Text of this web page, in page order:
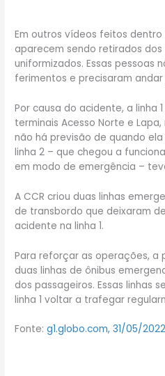
Em outros vídeos feitos
aparecem sendo retirados
uniformizados. Essas pessoas
ferimentos e precisaram
Por causa do acidente, a linha
terminais Acesso Norte e
não há previsão de quando
linha 2 – que chegou a
em modo de emergência –
A CCR criou duas linhas
de transbordo que deixaram
acidente na linha 1.
Para reforçar as operações,
duas linhas de ônibus
dos passageiros. Essas linhas
linha 1 voltar a trafegar
Fonte:g1.globo.com, 31/05/2022